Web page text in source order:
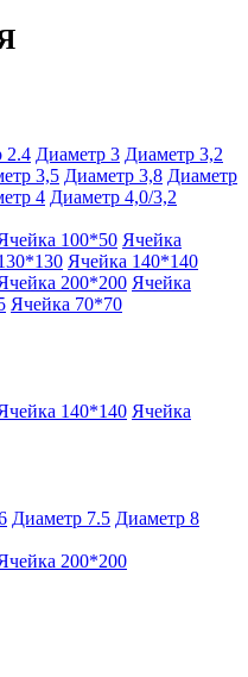
2.4 Диаметр 3 Диаметр 3,2
3,5 Диаметр 3,8 Диаметр
4 Диаметр 4,0/3,2
100*50 Ячейка
Ячейка 140*140
200*200 Ячейка
Ячейка 70*70
140*140 Ячейка
Диаметр 7.5 Диаметр 8
200*200